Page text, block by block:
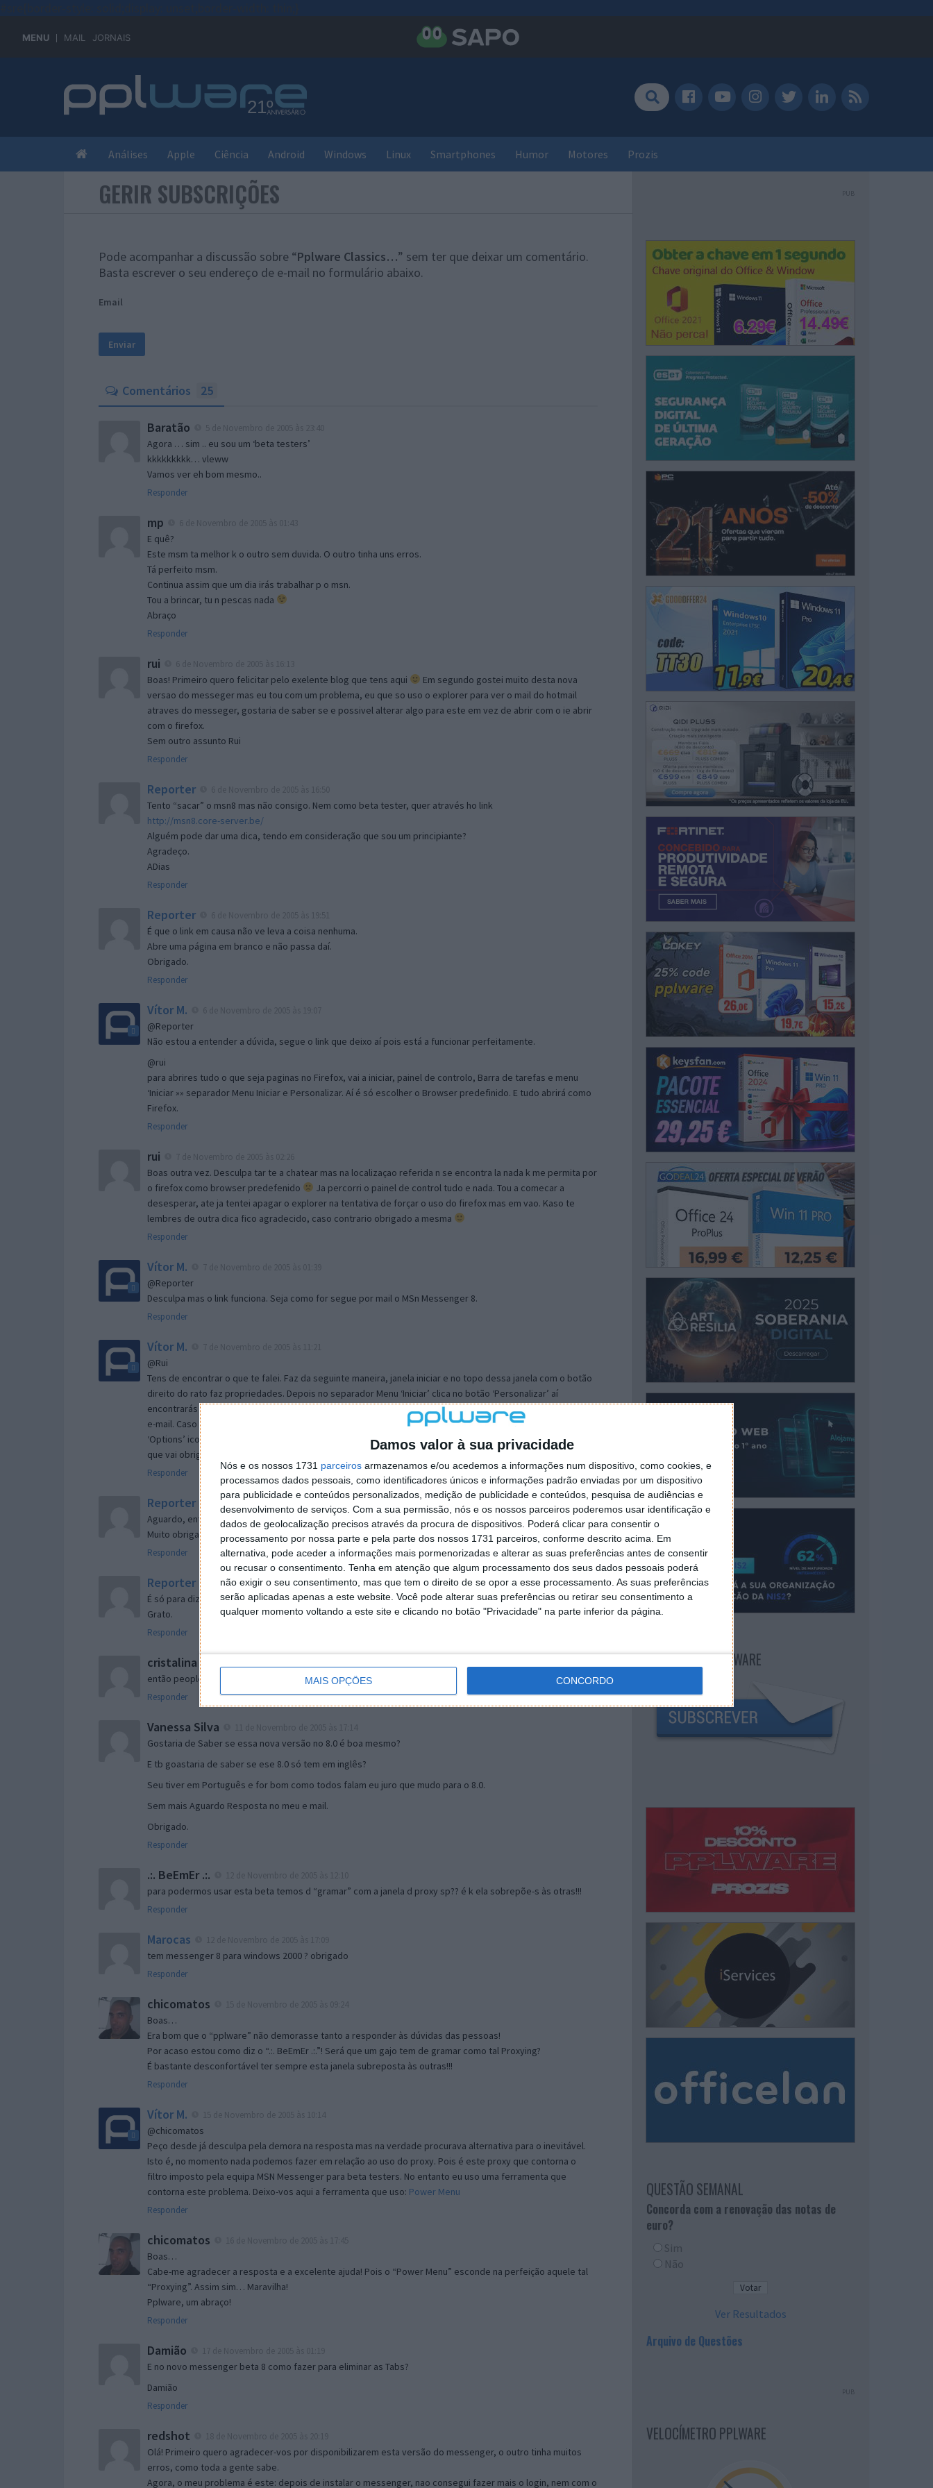
Damos valor à sua privacidade
Nós e os nossos 1731 parceiros armazenamos e/ou acedemos a informações num dispositivo, como cookies, e
processamos dados pessoais, como identificadores únicos e informações padrão enviadas por um dispositivo
para publicidade e conteúdos personalizados, medição de publicidade e conteúdos, pesquisa de audiências e
desenvolvimento de serviços. Com a sua permissão, nós e os nossos parceiros poderemos usar identificação e
dados de geolocalização precisos através da procura de dispositivos. Poderá clicar para consentir o
processamento por nossa parte e pela parte dos nossos 1731 parceiros, conforme descrito acima. Em
alternativa, pode aceder a informações mais pormenorizadas e alterar as suas preferências antes de consentir
ou recusar o consentimento. Tenha em atenção que algum processamento dos seus dados pessoais poderá
não exigir o seu consentimento, mas que tem o direito de se opor a esse processamento. As suas preferências
serão aplicadas apenas a este website. Você pode alterar suas preferências ou retirar seu consentimento a
qualquer momento voltando a este site e clicando no botão "Privacidade" na parte inferior da página.
MAIS OPÇÕES CONCORDO
MENU MAIL JORNAIS
Análises Apple Ciência Android Windows Linux Smartphones Humor Motores Prozis
GERIR SUBSCRIÇÕES
Pode acompanhar a discussão sobre “Pplware Classics…” sem ter que deixar um comentário.
Basta escrever o seu endereço de e-mail no formulário abaixo.
Email
Comentários 25
Baratão
Agora … sim .. eu sou um ‘beta testers’
kkkkkkkkk… vleww
Vamos ver eh bom mesmo..
Responder
mp
E quê?
Este msm ta melhor k o outro sem duvida. O outro tinha uns erros.
Tá perfeito msm.
Continua assim que um dia irás trabalhar p o msn.
Tou a brincar, tu n pescas nada
Abraço
Responder
rui
Boas! Primeiro quero felicitar pelo exelente blog que tens aqui
Em segundo gostei muito desta nova
versao do messeger mas eu tou com um problema, eu que so uso o explorer para ver o mail do hotmail
atraves do messeger, gostaria de saber se e possivel alterar algo para este em vez de abrir com o ie abrir
com o firefox.
Sem outro assunto Rui
Responder
Reporter
Tento “sacar” o msn8 mas não consigo. Nem como beta tester, quer através ho link
http://msn8.core-server.be/
Alguém pode dar uma dica, tendo em consideração que sou um principiante?
Agradeço.
ADias
Responder
Reporter
É que o link em causa não ve leva a coisa nenhuma.
Abre uma página em branco e não passa daí.
Obrigado.
Responder
Vítor M.
@Reporter
Não estou a entender a dúvida, segue o link que deixo aí pois está a funcionar perfeitamente.
@rui
para abrires tudo o que seja paginas no Firefox, vai a iniciar, painel de controlo, Barra de tarefas e menu
‘Iniciar »» separador Menu Iniciar e Personalizar. Aí é só escolher o Browser predefinido. E tudo abrirá como
Firefox.
Responder
rui
Boas outra vez. Desculpa tar te a chatear mas na localizaçao referida n se encontra la nada k me permita por
o firefox como browser predefenido
Ja percorri o painel de control tudo e nada. Tou a comecar a
desesperar, ate ja tentei apagar o explorer na tentativa de forçar o uso do firefox mas em vao. Kaso te
lembres de outra dica fico agradecido, caso contrario obrigado a mesma
Responder
Vítor M.
@Reporter
Desculpa mas o link funciona. Seja como for segue por mail o MSn Messenger 8.
Responder
Vítor M.
@Rui
Tens de encontrar o que te falei. Faz da seguinte maneira, janela iniciar e no topo dessa janela com o botão
direito do rato faz propriedades. Depois no separador Menu ‘Iniciar’ clica no botão ‘Personalizar’ aí
encontrarás no separador geral a opção para escolheres o Browser com que queres navegar e o gestor de
e-mail. Caso não consigas chegar lá, vais ao teu Firefox e nas ferramentas ou tools escolhes ‘Opções’ ou
‘Options’ icon geral da então janela aberta e logo perto do fim encontras um local para colocares um visto
que vai obrigar o Firefox a verificar se este é o browser predefinido.
Responder
Reporter 7 de Novembro de 2005 às 12:57
Aguardo, então, o e-mail, Vitor.
Muito obrigado.
Responder
Reporter 7 de Novembro de 2005 às 19:51
É só para dizer que ainda não me chegou mail algum.
Grato.
Responder
cristalina
então people
Responder
Vanessa Silva
Gostaria de Saber se essa nova versão no 8.0 é boa mesmo?
E tb goastaria de saber se ese 8.0 só tem em inglês?
Seu tiver em Português e for bom como todos falam eu juro que mudo para o 8.0.
Sem mais Aguardo Resposta no meu e mail.
Obrigado.
Responder
.:. BeEmEr .:.
para podermos usar esta beta temos d “gramar” com a janela d proxy sp?? é k ela sobrepõe-s às otras!!!
Responder
Marocas
tem messenger 8 para windows 2000 ? obrigado
Responder
chicomatos
Boas…
Era bom que o “pplware” não demorasse tanto a responder às dúvidas das pessoas!
Por acaso estou como diz o “.:. BeEmEr .:.”! Será que um gajo tem de gramar como tal Proxying?
É bastante desconfortável ter sempre esta janela subreposta às outras!!!
Responder
Vítor M.
@chicomatos
Peço desde já desculpa pela demora na resposta mas na verdade procurava alternativa para o inevitável.
Isto é, no momento nada podemos fazer em relação ao uso do proxy. Pois é este proxy que contorna o
filtro imposto pela equipa MSN Messenger para beta testers. No entanto eu uso uma ferramenta que
contorna este problema. Deixo-vos aqui a ferramenta que uso: Power Menu
Responder
chicomatos
Boas…
Cabe-me agradecer a resposta e a excelente ajuda! Pois o “Power Menu” esconde na perfeição aquele tal
“Proxying”. Assim sim… Maravilha!
Pplware, um abraço!
Responder
Damião
E no novo messenger beta 8 como fazer para eliminar as Tabs?
Damião
Responder
redshot
Olá! Primeiro quero agradecer-vos por disponibilizarem esta versão do messenger, o outro tinha muitos
erros, como toda a gente sabe.
Agora, o meu problema é este: depois de instalar o messenger, nao consegui fazer mais o login, nem com o
PUB
NEWSLETTER PPLWARE
QUESTÃO SEMANAL
Concorda com a renovação das notas de
euro?
Sim
Não
Ver Resultados
Arquivo de Questões
PUB
VELOCÍMETRO PPLWARE